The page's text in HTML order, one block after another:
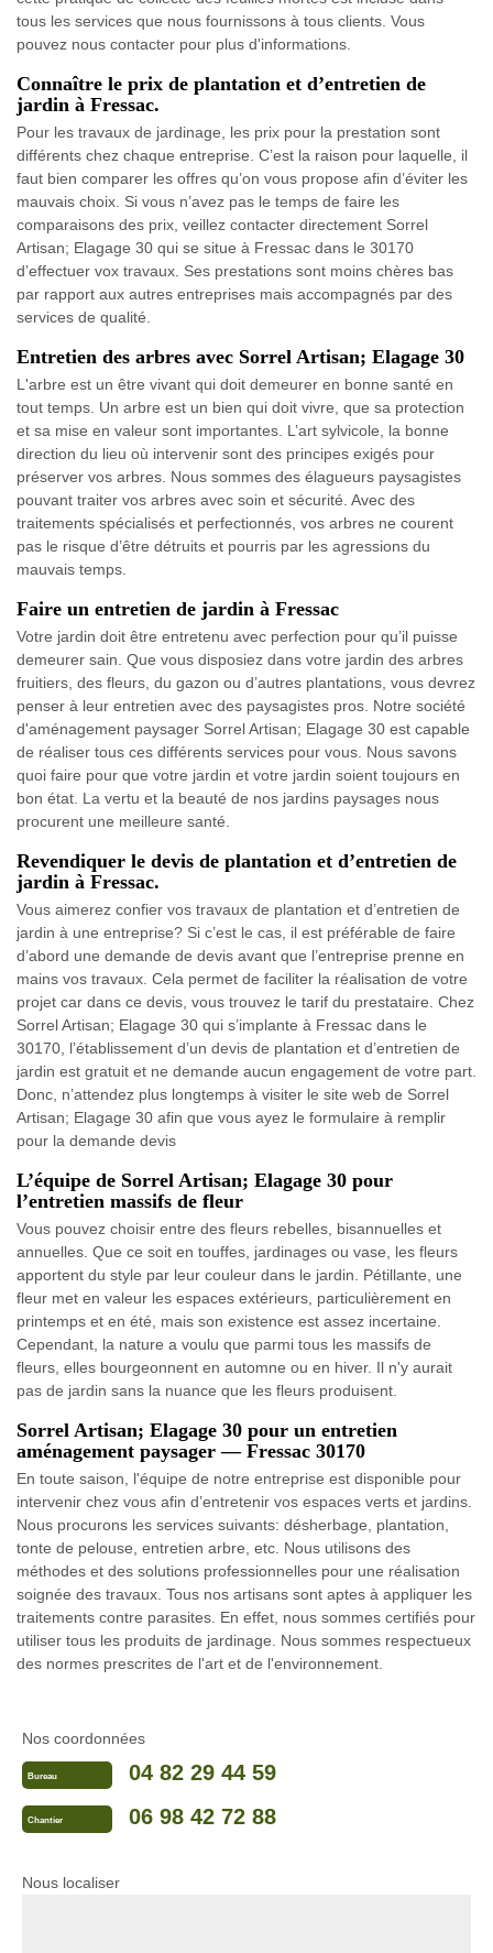
tous les services que nous fournissons à tous clients. Vous
pouvez nous contacter pour plus d'informations.
Connaître le prix de plantation et d’entretien de
jardin à Fressac.
Pour les travaux de jardinage, les prix pour la prestation sont
différents chez chaque entreprise. C’est la raison pour laquelle, il
faut bien comparer les offres qu’on vous propose afin d’éviter les
mauvais choix. Si vous n’avez pas le temps de faire les
comparaisons des prix, veillez contacter directement Sorrel
Artisan; Elagage 30 qui se situe à Fressac dans le 30170
d’effectuer vox travaux. Ses prestations sont moins chères bas
par rapport aux autres entreprises mais accompagnés par des
services de qualité.
Entretien des arbres avec Sorrel Artisan; Elagage 30
L'arbre est un être vivant qui doit demeurer en bonne santé en
tout temps. Un arbre est un bien qui doit vivre, que sa protection
et sa mise en valeur sont importantes. L’art sylvicole, la bonne
direction du lieu où intervenir sont des principes exigés pour
préserver vos arbres. Nous sommes des élagueurs paysagistes
pouvant traiter vos arbres avec soin et sécurité. Avec des
traitements spécialisés et perfectionnés, vos arbres ne courent
pas le risque d’être détruits et pourris par les agressions du
mauvais temps.
Faire un entretien de jardin à Fressac
Votre jardin doit être entretenu avec perfection pour qu’il puisse
demeurer sain. Que vous disposiez dans votre jardin des arbres
fruitiers, des fleurs, du gazon ou d’autres plantations, vous devrez
penser à leur entretien avec des paysagistes pros. Notre société
d'aménagement paysager Sorrel Artisan; Elagage 30 est capable
de réaliser tous ces différents services pour vous. Nous savons
quoi faire pour que votre jardin et votre jardin soient toujours en
bon état. La vertu et la beauté de nos jardins paysages nous
procurent une meilleure santé.
Revendiquer le devis de plantation et d’entretien de
jardin à Fressac.
Vous aimerez confier vos travaux de plantation et d’entretien de
jardin à une entreprise? Si c’est le cas, il est préférable de faire
d’abord une demande de devis avant que l’entreprise prenne en
mains vos travaux. Cela permet de faciliter la réalisation de votre
projet car dans ce devis, vous trouvez le tarif du prestataire. Chez
Sorrel Artisan; Elagage 30 qui s’implante à Fressac dans le
30170, l’établissement d’un devis de plantation et d’entretien de
jardin est gratuit et ne demande aucun engagement de votre part.
Donc, n’attendez plus longtemps à visiter le site web de Sorrel
Artisan; Elagage 30 afin que vous ayez le formulaire à remplir
pour la demande devis
L’équipe de Sorrel Artisan; Elagage 30 pour
l’entretien massifs de fleur
Vous pouvez choisir entre des fleurs rebelles, bisannuelles et
annuelles. Que ce soit en touffes, jardinages ou vase, les fleurs
apportent du style par leur couleur dans le jardin. Pétillante, une
fleur met en valeur les espaces extérieurs, particulièrement en
printemps et en été, mais son existence est assez incertaine.
Cependant, la nature a voulu que parmi tous les massifs de
fleurs, elles bourgeonnent en automne ou en hiver. Il n'y aurait
pas de jardin sans la nuance que les fleurs produisent.
Sorrel Artisan; Elagage 30 pour un entretien
aménagement paysager — Fressac 30170
En toute saison, l'équipe de notre entreprise est disponible pour
intervenir chez vous afin d’entretenir vos espaces verts et jardins.
Nous procurons les services suivants: désherbage, plantation,
tonte de pelouse, entretien arbre, etc. Nous utilisons des
méthodes et des solutions professionnelles pour une réalisation
soignée des travaux. Tous nos artisans sont aptes à appliquer les
traitements contre parasites. En effet, nous sommes certifiés pour
utiliser tous les produits de jardinage. Nous sommes respectueux
des normes prescrites de l'art et de l'environnement.
Nos coordonnées
Bureau 04 82 29 44 59
Chantier 06 98 42 72 88
Nous localiser